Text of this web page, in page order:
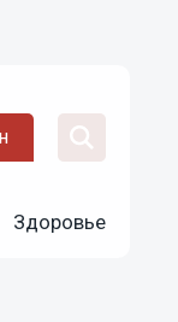
Здоровье